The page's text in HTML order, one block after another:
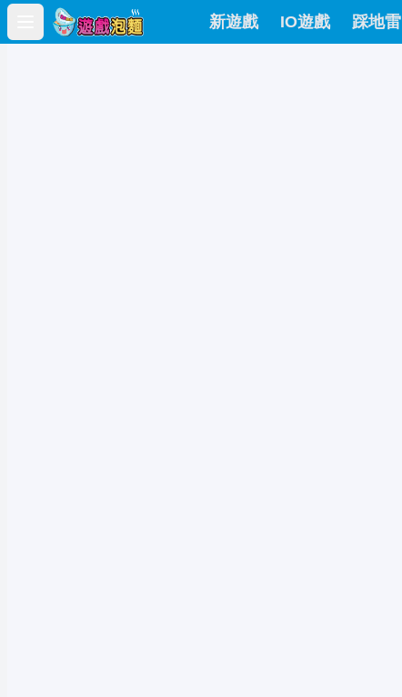
Open main menu
新遊戲 IO遊戲 踩地雷